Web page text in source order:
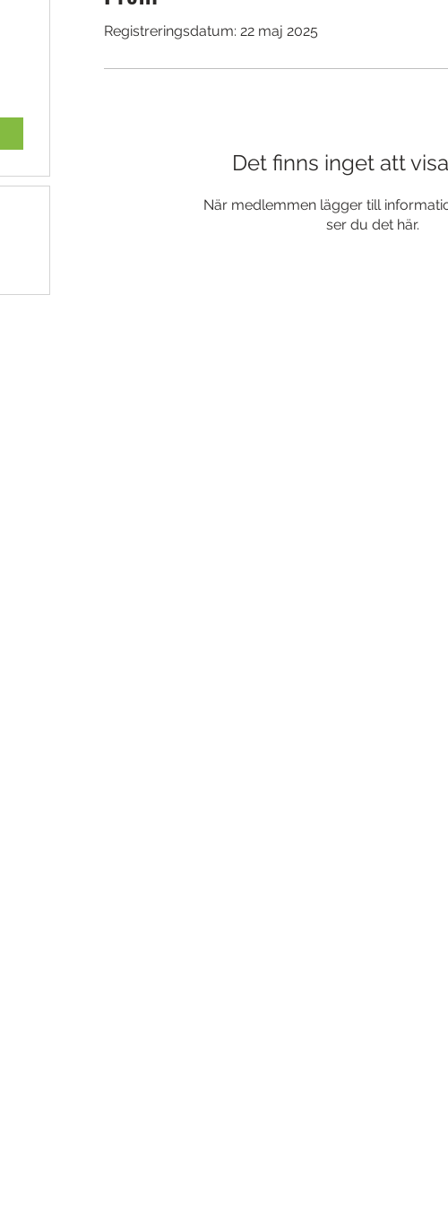
Registreringsdatum: 22 maj 2025
Det finns inget att
När medlemmen lägger till
ser du det här.